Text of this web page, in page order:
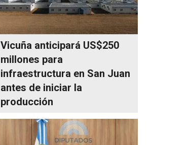
Vicuña anticipará US$250
millones para
infraestructura en San Juan
antes de iniciar la
producción